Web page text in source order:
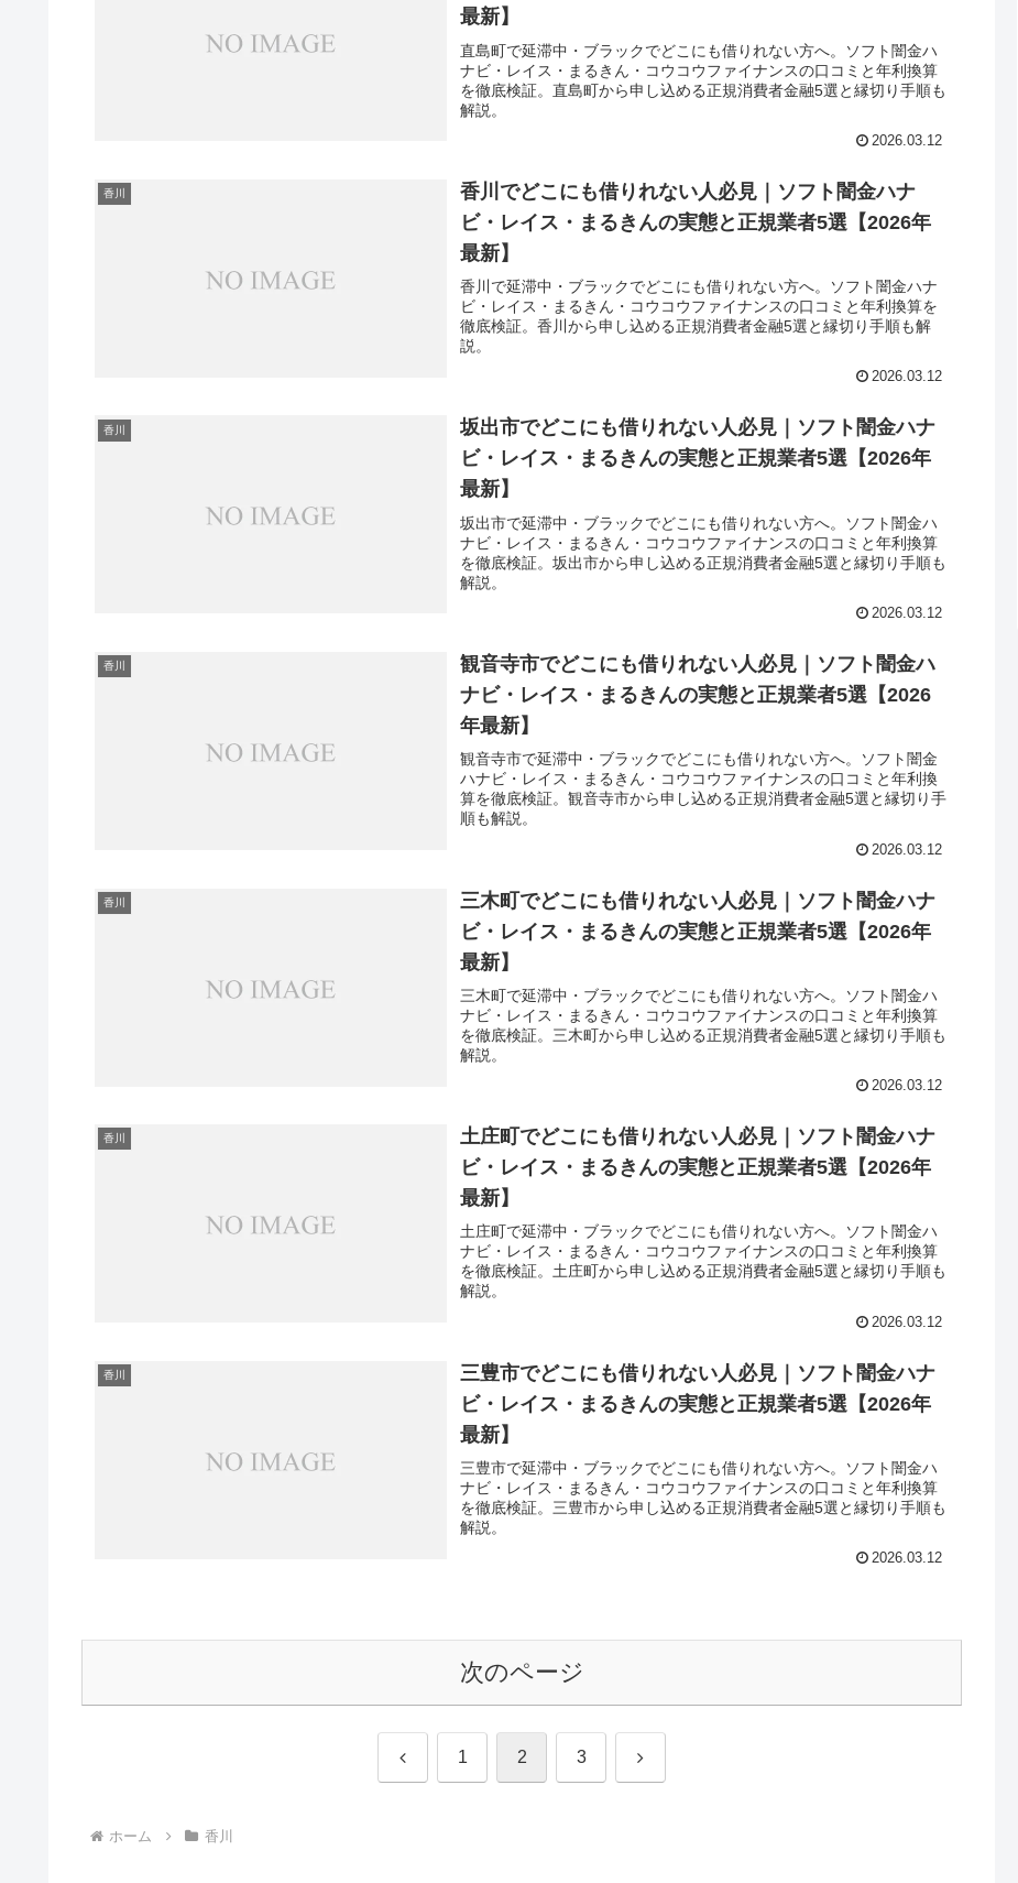
最新】
直島町で延滞中・ブラックでどこにも借りれない方へ。ソフト闇金ハ
ナビ・レイス・まるきん・コウコウファイナンスの口コミと年利換算
を徹底検証。直島町から申し込める正規消費者金融5選と縁切り手順も
解説。
2026.03.12
香川
香川でどこにも借りれない人必見｜ソフト闇金ハナ
ビ・レイス・まるきんの実態と正規業者5選【2026年
最新】
香川で延滞中・ブラックでどこにも借りれない方へ。ソフト闇金ハナ
ビ・レイス・まるきん・コウコウファイナンスの口コミと年利換算を
徹底検証。香川から申し込める正規消費者金融5選と縁切り手順も解
説。
2026.03.12
香川
坂出市でどこにも借りれない人必見｜ソフト闇金ハナ
ビ・レイス・まるきんの実態と正規業者5選【2026年
最新】
坂出市で延滞中・ブラックでどこにも借りれない方へ。ソフト闇金ハ
ナビ・レイス・まるきん・コウコウファイナンスの口コミと年利換算
を徹底検証。坂出市から申し込める正規消費者金融5選と縁切り手順も
解説。
2026.03.12
香川
観音寺市でどこにも借りれない人必見｜ソフト闇金ハ
ナビ・レイス・まるきんの実態と正規業者5選【2026
年最新】
観音寺市で延滞中・ブラックでどこにも借りれない方へ。ソフト闇金
ハナビ・レイス・まるきん・コウコウファイナンスの口コミと年利換
算を徹底検証。観音寺市から申し込める正規消費者金融5選と縁切り手
順も解説。
2026.03.12
香川
三木町でどこにも借りれない人必見｜ソフト闇金ハナ
ビ・レイス・まるきんの実態と正規業者5選【2026年
最新】
三木町で延滞中・ブラックでどこにも借りれない方へ。ソフト闇金ハ
ナビ・レイス・まるきん・コウコウファイナンスの口コミと年利換算
を徹底検証。三木町から申し込める正規消費者金融5選と縁切り手順も
解説。
2026.03.12
香川
土庄町でどこにも借りれない人必見｜ソフト闇金ハナ
ビ・レイス・まるきんの実態と正規業者5選【2026年
最新】
土庄町で延滞中・ブラックでどこにも借りれない方へ。ソフト闇金ハ
ナビ・レイス・まるきん・コウコウファイナンスの口コミと年利換算
を徹底検証。土庄町から申し込める正規消費者金融5選と縁切り手順も
解説。
2026.03.12
香川
三豊市でどこにも借りれない人必見｜ソフト闇金ハナ
ビ・レイス・まるきんの実態と正規業者5選【2026年
最新】
三豊市で延滞中・ブラックでどこにも借りれない方へ。ソフト闇金ハ
ナビ・レイス・まるきん・コウコウファイナンスの口コミと年利換算
を徹底検証。三豊市から申し込める正規消費者金融5選と縁切り手順も
解説。
2026.03.12
次のページ
前 1 2 3 次
ホーム 香川